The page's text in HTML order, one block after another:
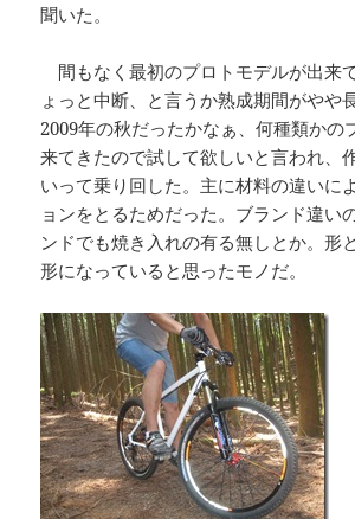
聞いた。
間もなく最初のプロトモデルが出来
ょっと中断、と言うか熟成期間がやや
2009年の秋だったかなぁ、何種類かの
来てきたので試して欲しいと言われ、
いって乗り回した。主に材料の違いに
ョンをとるためだった。ブランド違い
ンドでも焼き入れの有る無しとか。形
形になっていると思ったモノだ。